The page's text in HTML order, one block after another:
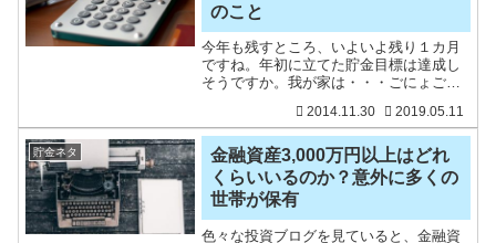
のこと
今年も残すところ、いよいよ残り１カ月
ですね。年初に立てた貯金目標は達成し
そうですか。我が家は・・・ごにょごに
と思います。さて、貯金ができなーーー
い！！って奥さん。我が家も同じでし
た。結婚した時の貯金はマジ
2014.11.30 2019.05.11
貯金ネタ
金融資産3,000万円以上はどれ
くらいいるのか？意外に多くの
世帯が保有
色々な投資ブログを見ていると、金融資